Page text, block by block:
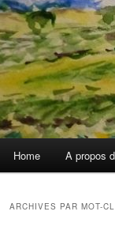
Home A propos
ARCHIVES PAR MOT-